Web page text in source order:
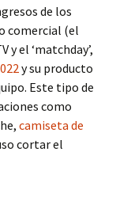
de los
comercial (el
y el ‘matchday’,
y su producto
Este tipo de
como
camiseta de
cortar el